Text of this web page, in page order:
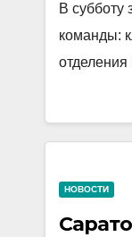
В субботу
команды:
НОВОСТИ